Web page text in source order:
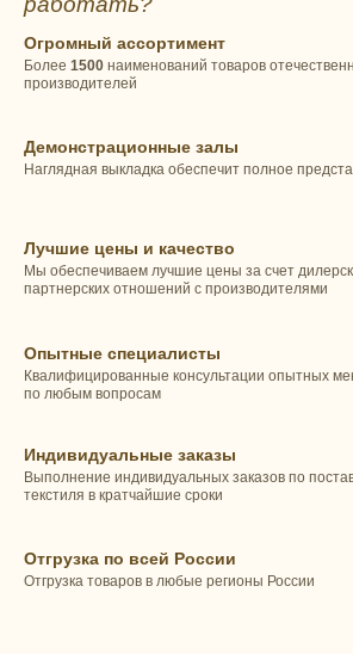
Огромный ассортимент
Более 1500 наименований товаров
производителей
Демонстрационные залы
Наглядная выкладка обеспечит полное
Лучшие цены и качество
Мы обеспечиваем лучшие цены за счет
партнерских отношений с производителями
Опытные специалисты
Квалифицированные консультации опытных
по любым вопросам
Индивидуальные заказы
Выполнение индивидуальных заказов по
текстиля в кратчайшие сроки
Отгрузка по всей России
Отгрузка товаров в любые регионы России